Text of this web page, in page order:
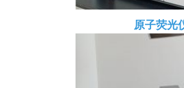
原子荧光